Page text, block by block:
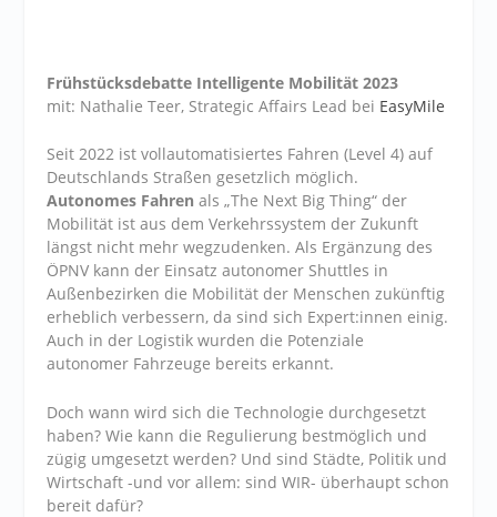
Frühstücksdebatte Intelligente Mobilität 2023
mit: Nathalie Teer, Strategic Affairs Lead bei EasyMile
Seit 2022 ist vollautomatisiertes Fahren (Level 4) auf
Deutschlands Straßen gesetzlich möglich.
Autonomes Fahren als „The Next Big Thing“ der
Mobilität ist aus dem Verkehrssystem der Zukunft
längst nicht mehr wegzudenken. Als Ergänzung des
ÖPNV kann der Einsatz autonomer Shuttles in
Außenbezirken die Mobilität der Menschen zukünftig
erheblich verbessern, da sind sich Expert:innen einig.
Auch in der Logistik wurden die Potenziale
autonomer Fahrzeuge bereits erkannt.
Doch wann wird sich die Technologie durchgesetzt
haben? Wie kann die Regulierung bestmöglich und
zügig umgesetzt werden? Und sind Städte, Politik und
Wirtschaft -und vor allem: sind WIR- überhaupt schon
bereit dafür?